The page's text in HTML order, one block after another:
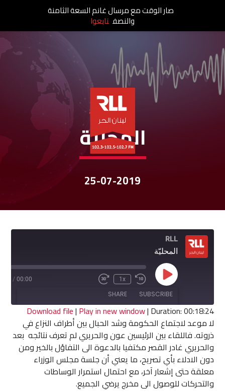
نشرات الأخبار
المحليّة
25-07-2019
RLL
المحليّة
Play
Episode
Rewind
10
Seconds
1x
Fast
seconds
00:00
/
SUBSCRIBE
SHARE
RSS FEED
SHARE
LINK
EMBED
Download file| Play in new window| Duration: 00:18:24
لا موعد لاجتماع الحكومة وشد الحبال بين أطراف النزاع في
ذروته. فاللقاء بين الرئيسين عون والحريري لم تعرف نتائجه بعد
والحريري غادر القصر مكتفيا بالدعوة الى التفاؤل بالخير ومن
دون الادلاء بأي تصريح، ما يعني أن جلسة مجلس الوزراء
معلقة حتى إشعار آخر، مع احتمال استمرار الوساطات
والتحركات للوصول الى مخرج يرضي الجميع.
صار الوقت مع مرسال غانم السعة الثامنة
والنصف تابعوا